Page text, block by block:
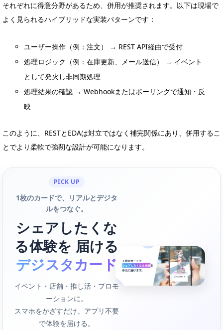
それぞれに得意分野があるため、併用が推奨されます。以下は現場で
よく見られるハイブリッドな実装パターンです：
ユーザー操作（例：注文） → REST API経由で受付
処理ロジック（例：在庫更新、メール送信） → イベント
として発火し非同期処理
処理結果の確認 → Webhookまたはポーリングで通知・反
映
このように、RESTとEDAは対立ではなく補完関係にあり、併用するこ
とでより柔軟で強靭な設計が可能になります。
PICK UP
1枚のカードで、リアルとデジタ
ルをつなぐ。
シェアしたくな
る体験を 届ける
デジスタカード
イベント・店舗・推し活・プロモ
ーションに。
スマホをかざすだけ。アプリ不要
で体験を届ける。